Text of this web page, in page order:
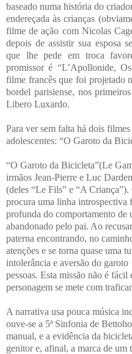
baseado numa história do
endereçada às crianças
filme de ação com Nicolas
depois de assistir sua esposa
que lhe pede em troca
promissor é “L’Apollonide,
filme francês que foi projetado
bordel parisiense, nos
Libero Luxardo.
Para ver sem falta há dois
adolescentes: “O Garoto da
“O Garoto da Bicicleta”(Le
irmãos Jean-Pierre e Luc
(deles “Le Fils” e “A
procura uma linha introspectiva
profunda do comportamento de
abandonado pelo pai. Ao
paterna encontrando, no
atenções e se torna quase uma
intolerância e aversão do garoto
pessoas. Esta missão não é
personagem se mete com
A narrativa usa pouca música
ouve-se a 5ª Sinfonia de
manual, e a evidência da
genitor e, afinal, a marca de